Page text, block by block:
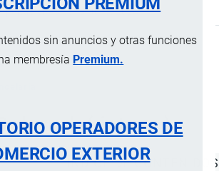
sin anuncios y otras funciones
membresía Premium.
OPERADORES DE
EXTERIOR
…, 19 Julio, 2024
cruda (sin torcer)
ÍNDICE DE CONTENIDOS